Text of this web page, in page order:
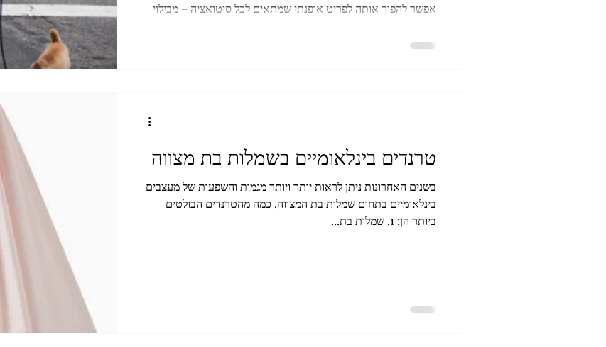
אפשר להפוך אותה לפריט אופנתי שמתאים לכל סיטואציה – מבילוי
עם חברות ועד לאירועים יוקרתיים.
טרנדים בינלאומיים בשמלות בת מצווה
בשנים האחרונות ניתן לראות יותר ויותר מגמות והשפעות של מעצבים
בינלאומיים בתחום שמלות בת המצווה. כמה מהטרנדים הבולטים
ביותר הן: 1. שמלות בת...